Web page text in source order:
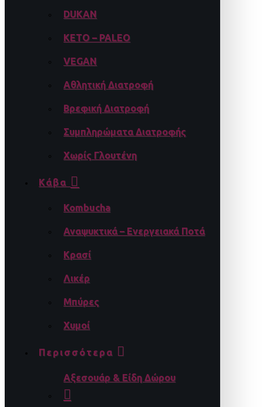
DUKAN
KETO – PALEO
VEGAN
Αθλητική Διατροφή
Βρεφική Διατροφή
Συμπληρώματα Διατροφής
Χωρίς Γλουτένη
Κάβα
Kombucha
Αναψυκτικά – Ενεργειακά Ποτά
Κρασί
Λικέρ
Μπύρες
Χυμοί
Περισσότερα
Αξεσουάρ & Είδη Δώρου